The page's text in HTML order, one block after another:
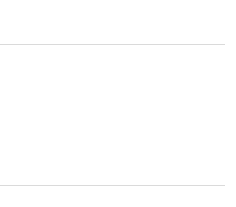
5 z 5 hvězdiček.